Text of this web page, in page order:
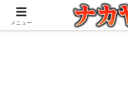
アウトドアとガジェット好
メニュー